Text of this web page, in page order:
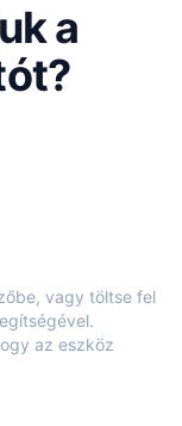
a
vagy töltse fel
az eszköz